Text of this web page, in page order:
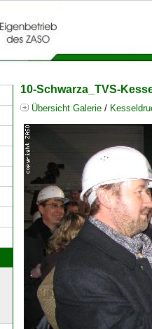
10-Schwarza_TVS-
Übersicht Galerie /